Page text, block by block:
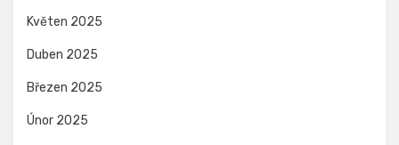
Květen 2025
Duben 2025
Březen 2025
Únor 2025